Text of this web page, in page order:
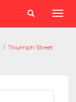
/ Triumph Street